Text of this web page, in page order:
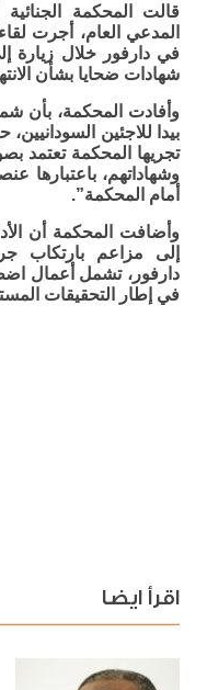
قالت المحكمة
المدعي العام، أجرت
في دارفور خلال زيارة
شهادات ضحايا بشأن
وأفادت المحكمة، بأن
بيدا للاجئين
تجريها المحكمة تعتمد
وشهاداتهم، باعتبارها
أمام المحكمة”.
وأضافت المحكمة أن
إلى مزاعم بارتكاب
دارفور، تشمل أعمال
في إطار التحقيقات
اقرأ ايضا